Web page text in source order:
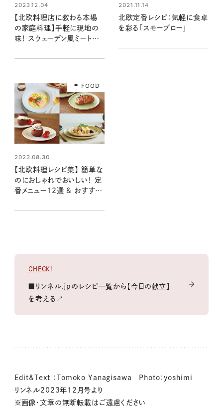
2023.12.04
【北欧料理店に教わる本場
の家庭料理】手軽に現地の
味！ スウェーデン風ミートボ
2021.11.14
北欧定番レシピ：気軽に食卓
を彩る「スモーブロー」
FOOD
2023.08.30
【北欧料理レシピ集】 簡単な
のにおしゃれでおいしい！ 定
番メニュー12選 & おすすめ
CHECK!
■リンネル.jpのレシピ一覧から【今日の献立】
を考える↗
Edit&Text ：Tomoko Yanagisawa Photo：yoshimi
リンネル2023年12月号より
※画像・文章の無断転載はご遠慮ください